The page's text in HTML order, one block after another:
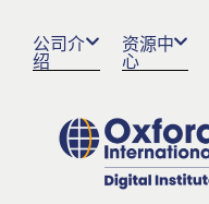
公司介
绍
资源中
心